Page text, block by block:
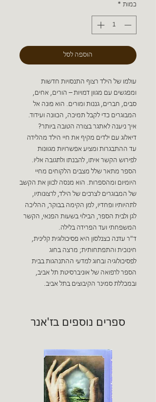
כמות *
הוספה לסל
עולמו של הילד רצוף התנסויות חדשות
ומפגשים עם מגוון דמויות – הורים, אחים,
סבים, חברים, גננות ומורים. הוא פונה אל
המבוגרים כדי לקבל תמיכה, הכוונה ועידוד.
איך ניענה לאתגר בצורה הטובה ביותר?
דיאלוג עם ילדים מקיף את חיי הילד מהלידה
עד ההתבגרות ומציע אפשרויות מגוונות
לפירוש הקשר איתו, להבנתו ולתגובה אליו.
הספר מתאר שלל מצבים הלקוחים מחיי
היומיום ומהספרות. הוא מנסה לכוון את הקשב
של המבוגרים לצרכים של הילד, לרצונותיו,
לתהיותיו ופחדיו, למן הקימה בבוקר, ההליכה
לגן ולבית הספר, הבילוי בשעות הפנאי, הקשר
המשפחתי ועד הפרידה בלילה.
ד"ר עדנה כצנלסון היא פסיכולוגית קלינית,
חינוכית והתפתחותית; מרצה בחוג
לפסיכולוגיה ובחוג למדעי ההתנהגות בבית
הספר לרפואה של אוניברסיטת תל אביב,
ובמכללת סמינר הקיבוצים בתל אביב.
ספרים נוספים בז'אנר